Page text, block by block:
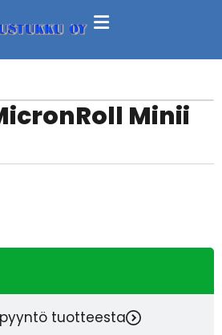
Minii
tuotteesta